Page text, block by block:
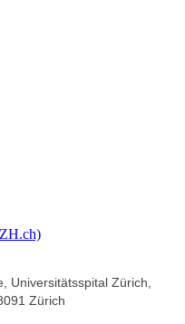
Universitätsspital Zürich,
Zürich